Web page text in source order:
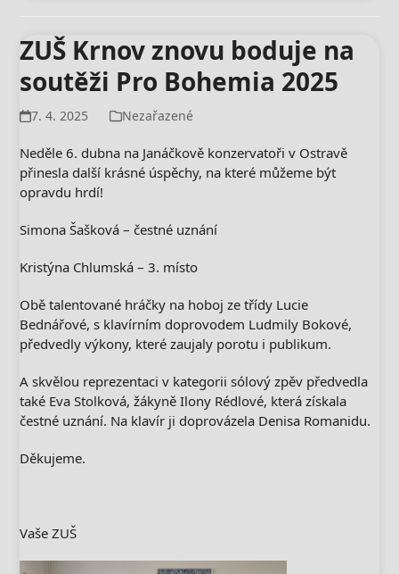
ZUŠ Krnov znovu boduje na
soutěži Pro Bohemia 2025
7. 4. 2025 Nezařazené
Neděle 6. dubna na Janáčkově konzervatoři v Ostravě
přinesla další krásné úspěchy, na které můžeme být
opravdu hrdí!
Simona Šašková – čestné uznání
Kristýna Chlumská – 3. místo
Obě talentované hráčky na hoboj ze třídy Lucie
Bednářové, s klavírním doprovodem Ludmily Bokové,
předvedly výkony, které zaujaly porotu i publikum.
A skvělou reprezentaci v kategorii sólový zpěv předvedla
také Eva Stolková, žákyně Ilony Rédlové, která získala
čestné uznání. Na klavír ji doprovázela Denisa Romanidu.
Děkujeme.
Vaše ZUŠ